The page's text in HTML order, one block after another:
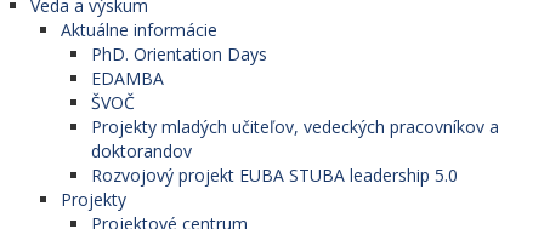
Veda a výskum
Aktuálne informácie
PhD. Orientation Days
EDAMBA
ŠVOČ
Projekty mladých učiteľov, vedeckých pracovníkov a
doktorandov
Rozvojový projekt EUBA STUBA leadership 5.0
Projekty
Projektové centrum